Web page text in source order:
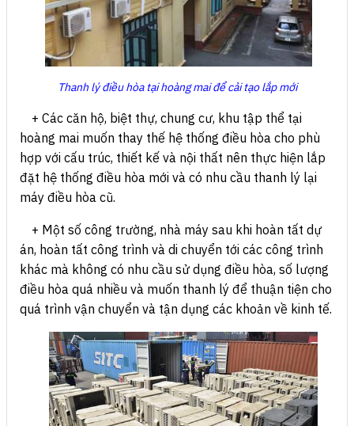
Thanh lý điều hòa tại hoàng mai để cải tạo lắp mới
+ Các căn hộ, biệt thự, chung cư, khu tập thể tại
hoàng mai muốn thay thế hệ thống điều hòa cho phù
hợp với cấu trúc, thiết kế và nội thất nên thực hiện lắp
đặt hệ thống điều hòa mới và có nhu cầu thanh lý lại
máy điều hòa cũ.
+ Một số công trường, nhà máy sau khi hoàn tất dự
án, hoàn tất công trình và di chuyển tới các công trình
khác mà không có nhu cầu sử dụng điều hòa, số lượng
điều hòa quá nhiều và muốn thanh lý để thuận tiện cho
quá trình vận chuyển và tận dụng các khoản về kinh tế.